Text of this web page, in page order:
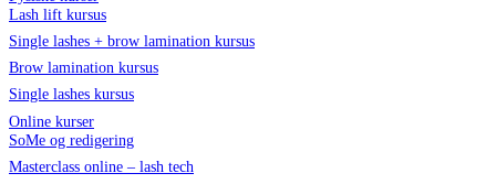
Lash lift kursus
Single lashes + brow lamination kursus
Brow lamination kursus
Single lashes kursus
Online kurser
SoMe og redigering
Masterclass online – lash tech